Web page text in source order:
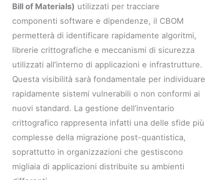
Bill of Materials) utilizzati per tracciare
componenti software e dipendenze, il CBOM
permetterà di identificare rapidamente algoritmi,
librerie crittografiche e meccanismi di sicurezza
utilizzati all’interno di applicazioni e infrastrutture.
Questa visibilità sarà fondamentale per individuare
rapidamente sistemi vulnerabili o non conformi ai
nuovi standard. La gestione dell’inventario
crittografico rappresenta infatti una delle sfide più
complesse della migrazione post-quantistica,
soprattutto in organizzazioni che gestiscono
migliaia di applicazioni distribuite su ambienti